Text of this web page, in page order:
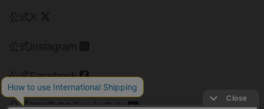
公式X
公式instagram
公式Facebook
公式YouTubeチャンネル